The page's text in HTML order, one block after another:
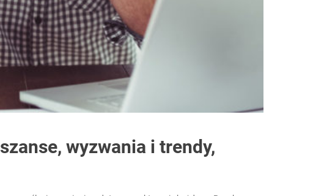
wyzwania i trendy,